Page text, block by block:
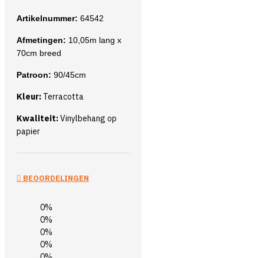
Artikelnummer: 64542
Afmetingen: 10,05m lang x
70cm breed
Patroon: 90/45cm
Kleur: Terracotta
Kwaliteit:Vinylbehang op
papier
BEOORDELINGEN
0%
0%
0%
0%